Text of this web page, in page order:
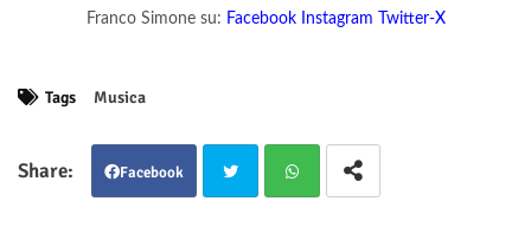
Franco Simone su: Facebook Instagram Twitter-X
Tags Musica
Facebook